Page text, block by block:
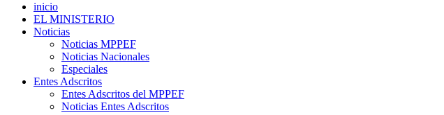
inicio
EL MINISTERIO
Noticias
Noticias MPPEF
Noticias Nacionales
Especiales
Entes Adscritos
Entes Adscritos del MPPEF
Noticias Entes Adscritos